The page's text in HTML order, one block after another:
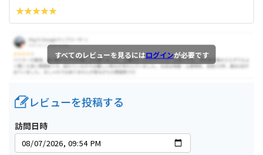
すべてのレビューを見るにはログインが必要です
レビューを投稿する
訪問日時